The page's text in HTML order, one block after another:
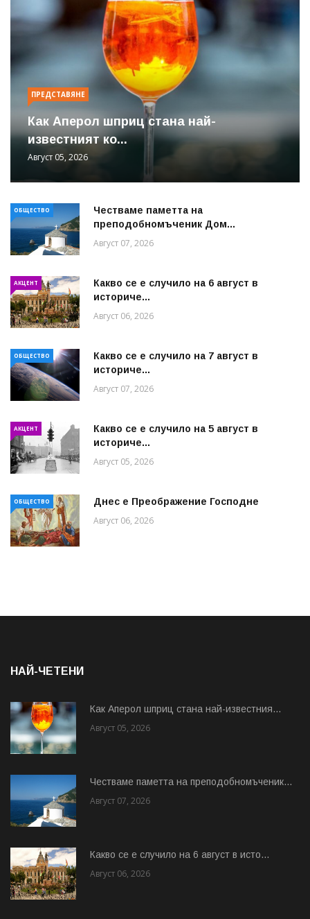
ПРЕДСТАВЯНЕ
Как Аперол шприц стана най-
известният ко...
Август 05, 2026
ОБЩЕСТВО
Честваме паметта на
преподобномъченик Дом...
Август 07, 2026
АКЦЕНТ
Какво се е случило на 6 август в
историче...
Август 06, 2026
ОБЩЕСТВО
Какво се е случило на 7 август в
историче...
Август 07, 2026
АКЦЕНТ
Какво се е случило на 5 август в
историче...
Август 05, 2026
ОБЩЕСТВО Днес е Преображение Господне
Август 06, 2026
НАЙ-ЧЕТЕНИ
Как Аперол шприц стана най-известния...
Август 05, 2026
Честваме паметта на преподобномъченик...
Август 07, 2026
Какво се е случило на 6 август в исто...
Август 06, 2026